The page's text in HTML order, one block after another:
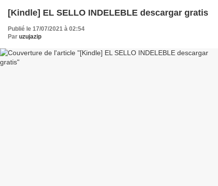
[Kindle] EL SELLO INDELEBLE descargar gratis
Publié le 17/07/2021 à 02:54
Par uzujazip